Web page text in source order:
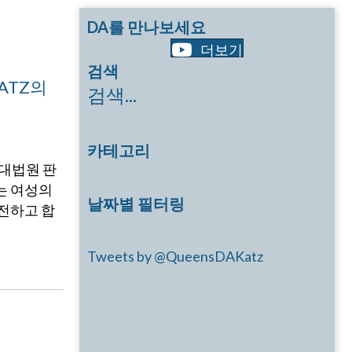
의
법원 판
여성의
하고 합
DA를 만나보세요
더보기
검색
검색...
카테고리
날짜별 필터링
Tweets by @QueensDAKatz